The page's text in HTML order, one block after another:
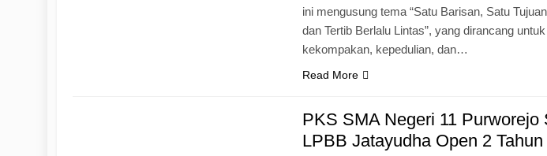
ini mengusung tema “Satu Barisan, Satu
dan Tertib Berlalu Lintas”, yang dirancang
kekompakan, kepedulian, dan…
Read More
PKS SMA Negeri 11 Purworejo
LPBB Jatayudha Open 2